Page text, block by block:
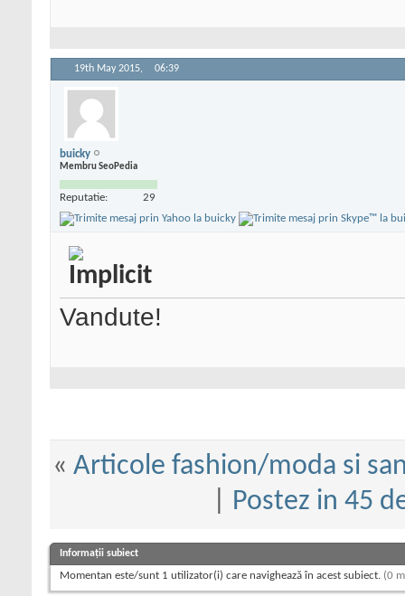
19th May 2015, 06:39
buicky
Membru SeoPedia
Reputatie: 29
Vandute!
« Articole fashion/moda si
Postez in 45
Informații subiect
Momentan este/sunt 1 utilizator(i) care navighează în acest subiect. (0